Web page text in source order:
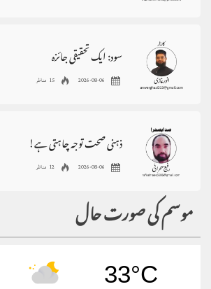
سود: ایک تحقیقی جائزہ
2026-08-06 15 مناظر
ذہنی صحت توجہ چاہتی ہے!
2026-08-06 12 مناظر
موسم کی صورت حال
33°C